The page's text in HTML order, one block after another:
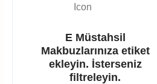
E Müstahsil
Makbuzlarınıza etiket
ekleyin. İsterseniz
filtreleyin.